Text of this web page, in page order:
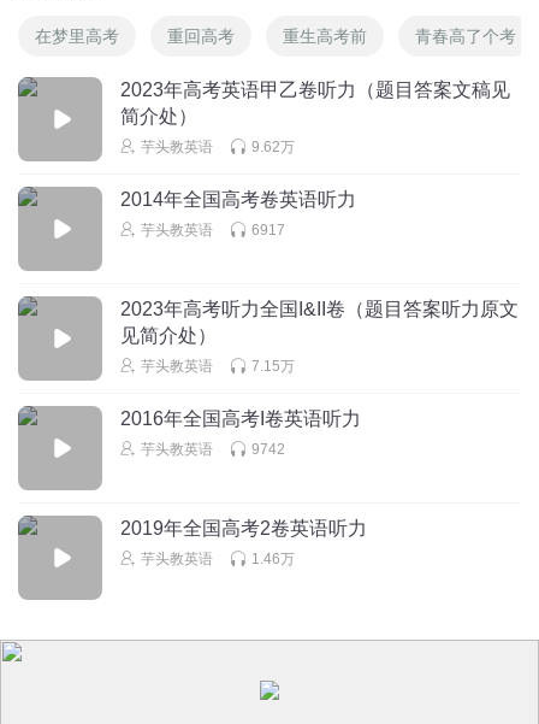
在梦里高考 重回高考 重生高考前 青春高了个考
2023年高考英语甲乙卷听力（题目答案文稿见
简介处）
芋头教英语 9.62万
2014年全国高考卷英语听力
芋头教英语 6917
2023年高考听力全国I&II卷（题目答案听力原文
见简介处）
芋头教英语 7.15万
2016年全国高考I卷英语听力
芋头教英语 9742
2019年全国高考2卷英语听力
芋头教英语 1.46万